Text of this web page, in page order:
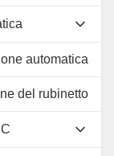
automatica
del rubinetto